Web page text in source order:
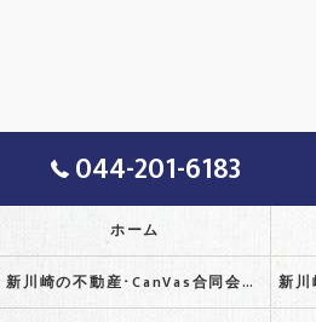
044-201-6183
ホーム
新川崎の不動産･CanVas合同会社の口コミ情報